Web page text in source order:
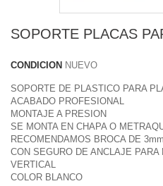
SOPORTE PLACAS
CONDICION NUEVO
SOPORTE DE PLASTICO PARA
ACABADO PROFESIONAL
MONTAJE A PRESION
SE MONTA EN CHAPA O
RECOMENDAMOS BROCA DE 3mm
CON SEGURO DE ANCLAJE
VERTICAL
COLOR BLANCO